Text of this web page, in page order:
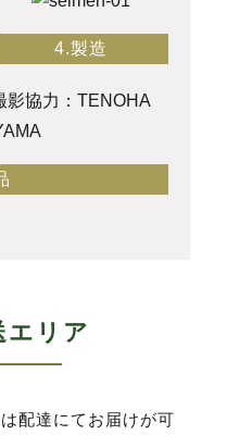
4.製造
エリア
配達にてお届けが可